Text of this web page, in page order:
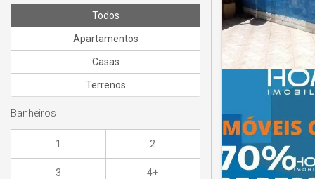
Todos
Apartamentos
Casas
Terrenos
Banheiros
1 2
3 4+